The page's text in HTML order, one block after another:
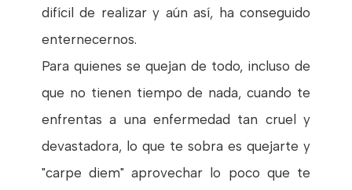
difícil de realizar y aún así, ha conseguido
enternecernos.
Para quienes se quejan de todo, incluso de
que no tienen tiempo de nada, cuando te
enfrentas a una enfermedad tan cruel y
devastadora, lo que te sobra es quejarte y
"carpe diem" aprovechar lo poco que te